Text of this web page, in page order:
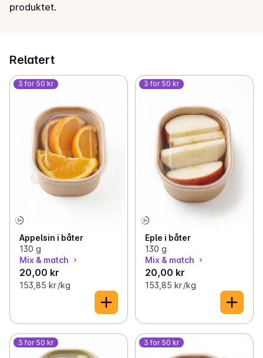
produktet.
Relatert
3 for 50 kr
Appelsin i båter
130 g
Mix & match
20,00 kr
153,85 kr /kg
3 for 50 kr
Eple i båter
130 g
Mix & match
20,00 kr
153,85 kr /kg
3 for 50 kr 3 for 50 kr